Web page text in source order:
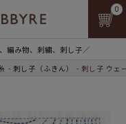
編み物、刺繍、刺し子／
0
刺し子（ふきん） 刺し子 ウェ